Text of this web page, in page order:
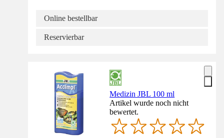
Online bestellbar
Reservierbar
Medizin JBL 100 ml
Artikel wurde noch nicht
bewertet.